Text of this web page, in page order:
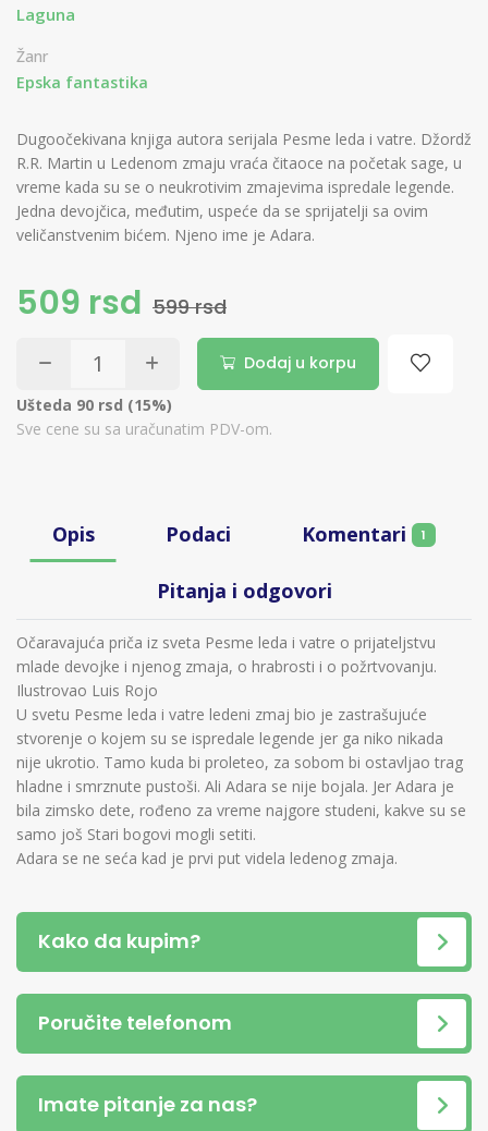
Laguna
Žanr
Epska fantastika
Dugoočekivana knjiga autora serijala Pesme leda i vatre. Džordž
R.R. Martin u Ledenom zmaju vraća čitaoce na početak sage, u
vreme kada su se o neukrotivim zmajevima ispredale legende.
Jedna devojčica, međutim, uspeće da se sprijatelji sa ovim
veličanstvenim bićem. Njeno ime je Adara.
509 rsd 599 rsd
Dodaj u korpu
Ušteda 90 rsd (15%)
Sve cene su sa uračunatim PDV-om.
Opis Podaci Komentari 1
Pitanja i odgovori
Očaravajuća priča iz sveta Pesme leda i vatre o prijateljstvu
mlade devojke i njenog zmaja, o hrabrosti i o požrtvovanju.
Ilustrovao Luis Rojo
U svetu Pesme leda i vatre ledeni zmaj bio je zastrašujuće
stvorenje o kojem su se ispredale legende jer ga niko nikada
nije ukrotio. Tamo kuda bi proleteo, za sobom bi ostavljao trag
hladne i smrznute pustoši. Ali Adara se nije bojala. Jer Adara je
bila zimsko dete, rođeno za vreme najgore studeni, kakve su se
samo još Stari bogovi mogli setiti.
Adara se ne seća kad je prvi put videla ledenog zmaja.
Kako da kupim?
Poručite telefonom
Imate pitanje za nas?